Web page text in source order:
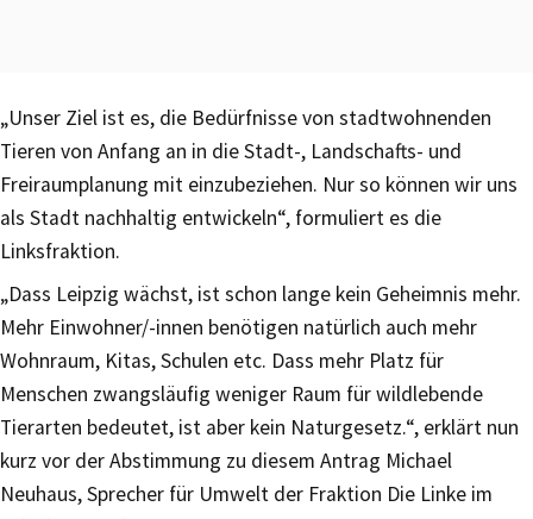
„Unser Ziel ist es, die Bedürfnisse von stadtwohnenden
Tieren von Anfang an in die Stadt-, Landschafts- und
Freiraumplanung mit einzubeziehen. Nur so können wir uns
als Stadt nachhaltig entwickeln“, formuliert es die
Linksfraktion.
„Dass Leipzig wächst, ist schon lange kein Geheimnis mehr.
Mehr Einwohner/-innen benötigen natürlich auch mehr
Wohnraum, Kitas, Schulen etc. Dass mehr Platz für
Menschen zwangsläufig weniger Raum für wildlebende
Tierarten bedeutet, ist aber kein Naturgesetz.“, erklärt nun
kurz vor der Abstimmung zu diesem Antrag Michael
Neuhaus, Sprecher für Umwelt der Fraktion Die Linke im